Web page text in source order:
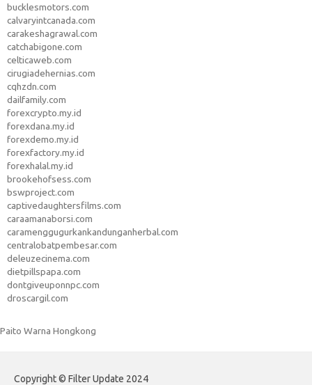
bucklesmotors.com
calvaryintcanada.com
carakeshagrawal.com
catchabigone.com
celticaweb.com
cirugiadehernias.com
cqhzdn.com
dailfamily.com
forexcrypto.my.id
forexdana.my.id
forexdemo.my.id
forexfactory.my.id
forexhalal.my.id
brookehofsess.com
bswproject.com
captivedaughtersfilms.com
caraamanaborsi.com
caramenggugurkankandunganherbal.com
centralobatpembesar.com
deleuzecinema.com
dietpillspapa.com
dontgiveuponnpc.com
droscargil.com
Paito Warna Hongkong
Copyright © Filter Update 2024